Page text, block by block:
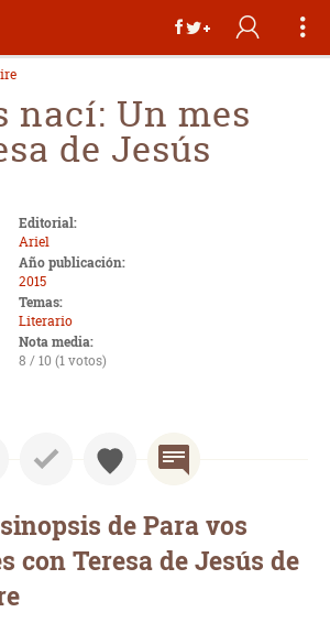
nací: Un mes
de Jesús
Editorial:
Ariel
Año publicación:
2015
Temas:
Literario
Nota media:
8 / 10 (1 votos)
de Para vos
con Teresa de Jesús de